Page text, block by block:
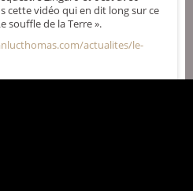
cette vidéo qui en dit long sur ce
souffle de la Terre ».
actualites/le-